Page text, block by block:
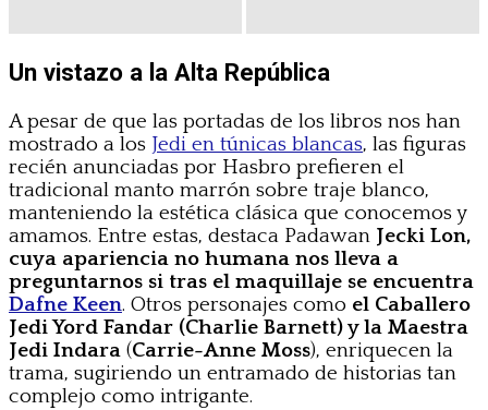
Un vistazo a la Alta República
A pesar de que las portadas de los libros nos han
mostrado a los Jedi en túnicas blancas, las figuras
recién anunciadas por Hasbro prefieren el
tradicional manto marrón sobre traje blanco,
manteniendo la estética clásica que conocemos y
amamos. Entre estas, destaca Padawan Jecki Lon,
cuya apariencia no humana nos lleva a
preguntarnos si tras el maquillaje se encuentra
Dafne Keen. Otros personajes como el Caballero
Jedi Yord Fandar (Charlie Barnett) y la Maestra
Jedi Indara (Carrie-Anne Moss), enriquecen la
trama, sugiriendo un entramado de historias tan
complejo como intrigante.